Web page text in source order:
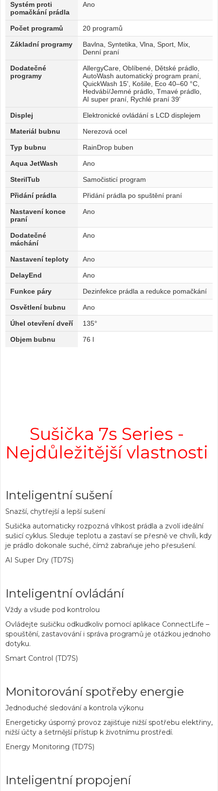
Systém proti
pomačkání prádla
Ano
Počet programů 20 programů
Základní programy
Bavlna, Syntetika, Vlna, Sport, Mix,
Denní praní
Dodatečné
programy
AllergyCare, Oblíbené, Dětské prádlo,
AutoWash automatický program praní,
QuickWash 15', Košile, Eco 40–60 °C,
Hedvábí/Jemné prádlo, Tmavé prádlo,
AI super praní, Rychlé praní 39'
Displej Elektronické ovládání s LCD displejem
Materiál bubnu Nerezová ocel
Typ bubnu RainDrop buben
Aqua JetWash Ano
SterilTub Samočisticí program
Přidání prádla Přidání prádla po spuštění praní
Nastavení konce
praní
Ano
Dodatečné
máchání
Ano
Nastavení teploty Ano
DelayEnd Ano
Funkce páry Dezinfekce prádla a redukce pomačkání
Osvětlení bubnu Ano
Úhel otevření dveří 135°
Objem bubnu 76 l
Sušička 7s Series -
Nejdůležitější vlastnosti
Inteligentní sušení
Snazší, chytřejší a lepší sušení
Sušička automaticky rozpozná vlhkost prádla a zvolí ideální
sušicí cyklus. Sleduje teplotu a zastaví se přesně ve chvíli, kdy
je prádlo dokonale suché, čímž zabraňuje jeho přesušení.
AI Super Dry (TD7S)
Inteligentní ovládání
Vždy a všude pod kontrolou
Ovládejte sušičku odkudkoliv pomocí aplikace ConnectLife –
spouštění, zastavování i správa programů je otázkou jednoho
dotyku.
Smart Control (TD7S)
Monitorování spotřeby energie
Jednoduché sledování a kontrola výkonu
Energeticky úsporný provoz zajišťuje nižší spotřebu elektřiny,
nižší účty a šetrnější přístup k životnímu prostředí.
Energy Monitoring (TD7S)
Inteligentní propojení